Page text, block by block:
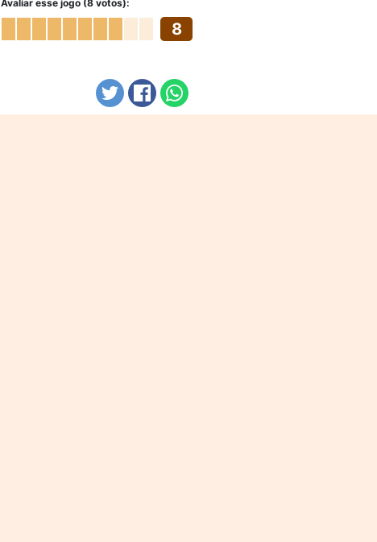
Avaliar esse jogo (8 votos):
8